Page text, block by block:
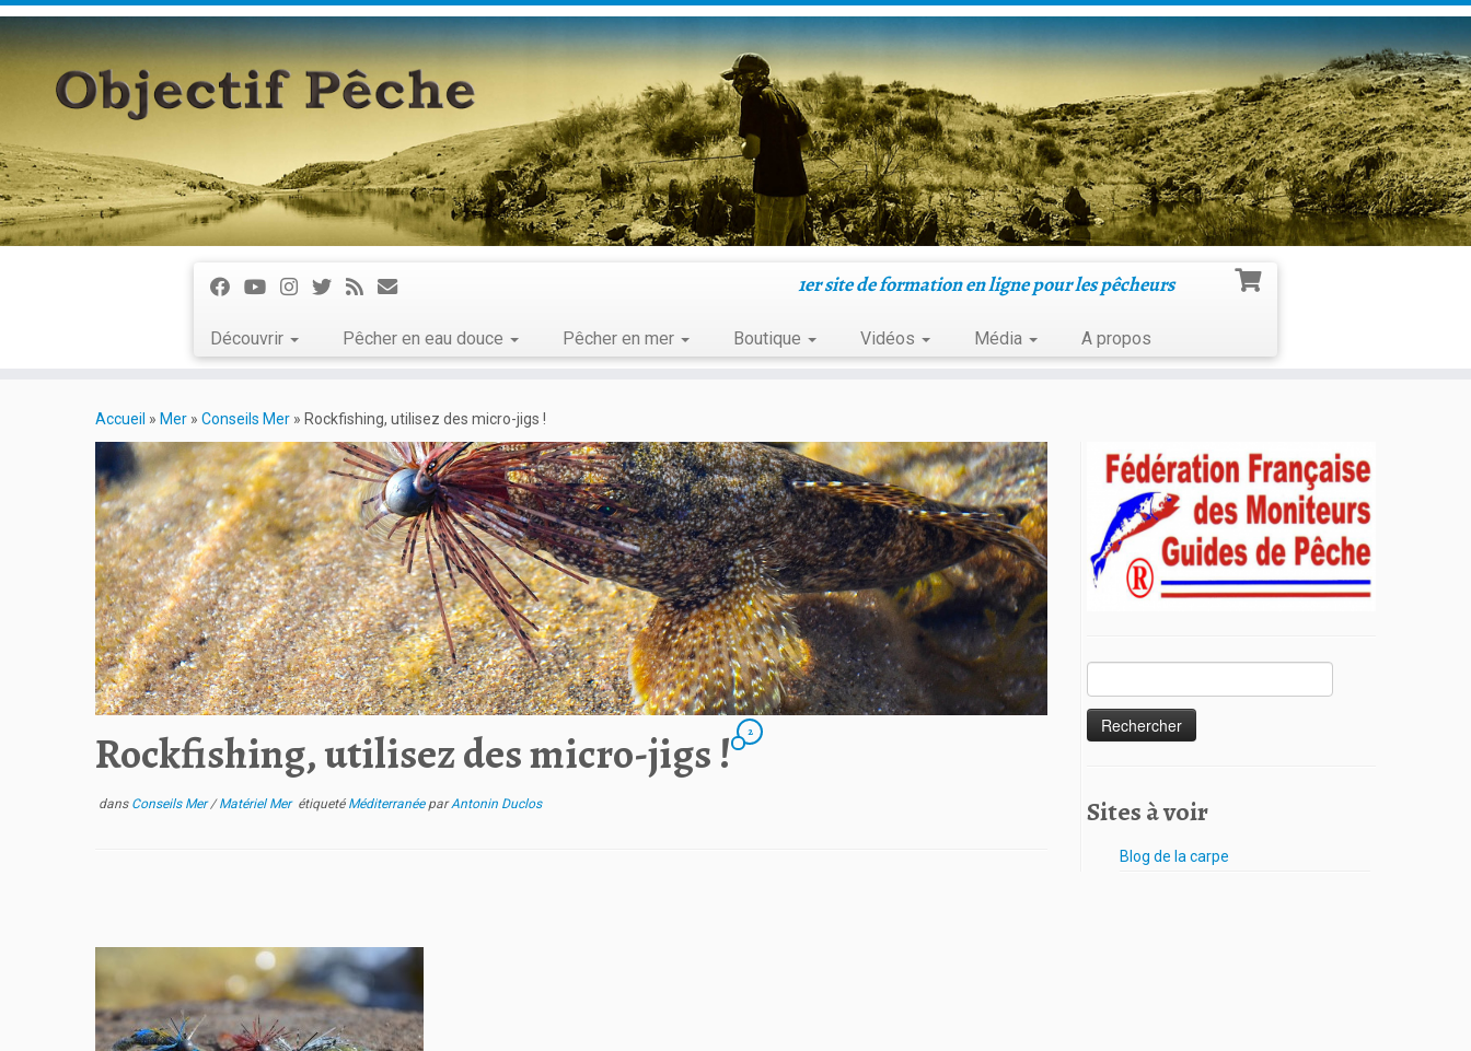
1er site de formation en ligne pour les pêcheurs
Découvrir Pêcher en eau douce Pêcher en mer Boutique Vidéos Média A propos
Accueil » Mer » Conseils Mer » Rockfishing, utilisez des micro-jigs !
Rockfishing, utilisez des micro-jigs ! 2
dans Conseils Mer/Matériel Mer étiqueté Méditerranée parAntonin Duclos Sites à voir
Blog de la carpe